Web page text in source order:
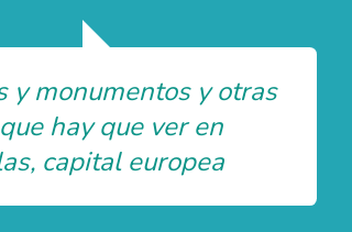
y monumentos y otras
hay que ver en
capital europea